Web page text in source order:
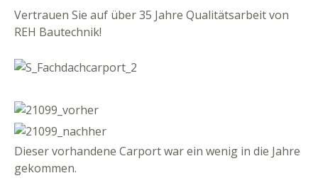
Vertrauen Sie auf über 35 Jahre Qualitätsarbeit von
REH Bautechnik!
Dieser vorhandene Carport war ein wenig in die Jahre
gekommen.